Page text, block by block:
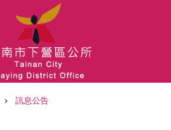
訊息公告